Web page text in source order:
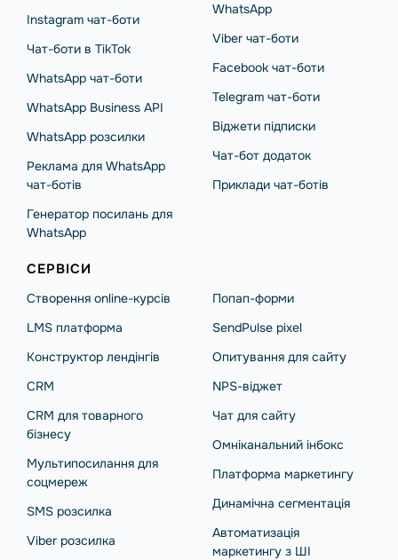
Instagram чат-боти
Чат-боти в TikTok
WhatsApp чат-боти
WhatsApp Business API
WhatsApp розсилки
Реклама для WhatsApp
чат-ботів
Генератор посилань для
WhatsApp
WhatsApp
Viber чат-боти
Facebook чат-боти
Telegram чат-боти
Віджети підписки
Чат-бот додаток
Приклади чат-ботів
СЕРВІСИ
Створення online-курсів
LMS платформа
Конструктор лендінгів
CRM
CRM для товарного
бізнесу
Мультипосилання для
соцмереж
SMS розсилка
Viber розсилка
Попап-форми
SendPulse pixel
Опитування для сайту
NPS-віджет
Чат для сайту
Омніканальний інбокс
Платформа маркетингу
Динамічна сегментація
Автоматизація
маркетингу з ШІ